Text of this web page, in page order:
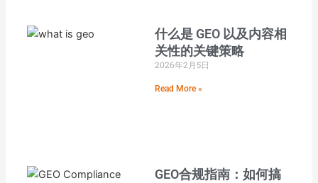
什么是 GEO 以及内容相
关性的关键策略
2026年2月5日
Read More »
GEO合规指南：如何搞